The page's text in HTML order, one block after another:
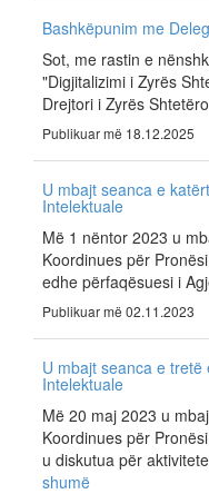
Bashkëpunim me
Sot, me rastin e
"Digjitalizimi i Zyrës
Drejtori i Zyrës
Publikuar më 18.12.2025
U mbajt seanca e
Intelektuale
Më 1 nëntor 2023 u
Koordinues për
edhe përfaqësuesi i
Publikuar më 02.11.2023
U mbajt seanca e
Intelektuale
Më 20 maj 2023 u
Koordinues për
u diskutua për
shumë